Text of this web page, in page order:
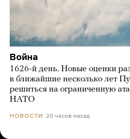
Война
1626-й день. Новые оценки
в ближайшие несколько лет
решиться на ограниченную
НАТО
НОВОСТИ 20 часов назад